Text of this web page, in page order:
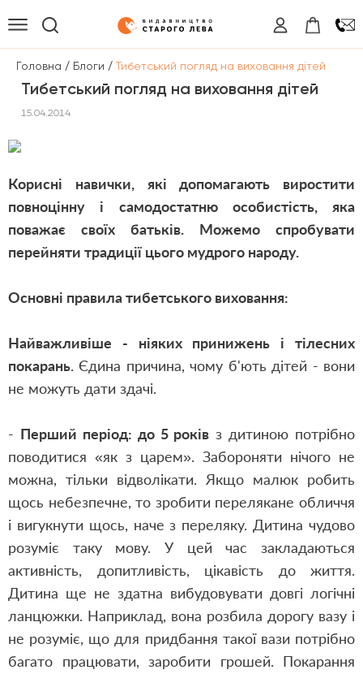
Головна / Блоги / Тибетський погляд на виховання дітей
Тибетський погляд на виховання дітей
15.04.2014
Корисні навички, які допомагають виростити
повноцінну і самодостатню особистість, яка
поважає своїх батьків. Можемо спробувати
перейняти традиції цього мудрого народу.
Основні правила тибетського виховання:
Найважливіше - ніяких принижень і тілесних
покарань. Єдина причина, чому б'ють дітей - вони
не можуть дати здачі.
- Перший період: до 5 років з дитиною потрібно
поводитися «як з царем». Забороняти нічого не
можна, тільки відволікати. Якщо малюк робить
щось небезпечне, то зробити перелякане обличчя
і вигукнути щось, наче з переляку. Дитина чудово
розуміє таку мову. У цей час закладаються
активність, допитливість, цікавість до життя.
Дитина ще не здатна вибудовувати довгі логічні
ланцюжки. Наприклад, вона розбила дорогу вазу і
не розуміє, що для придбання такої вази потрібно
багато працювати, заробити грошей. Покарання